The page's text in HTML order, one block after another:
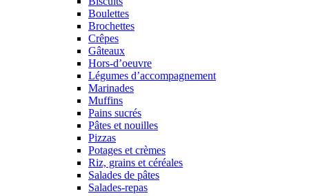
Boulettes
Brochettes
Crêpes
Gâteaux
Hors-d’oeuvre
Légumes d’accompagnement
Marinades
Muffins
Pains sucrés
Pâtes et nouilles
Pizzas
Potages et crèmes
Riz, grains et céréales
Salades de pâtes
Salades-repas